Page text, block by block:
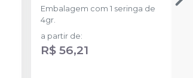
Embalagem com 1 seringa de
4gr.
a partir de:
R$ 56,21